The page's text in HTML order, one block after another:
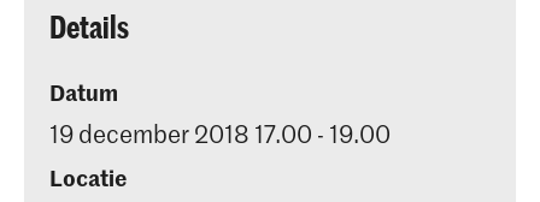
Details
Datum
19 december 2018 17.00 - 19.00
Locatie